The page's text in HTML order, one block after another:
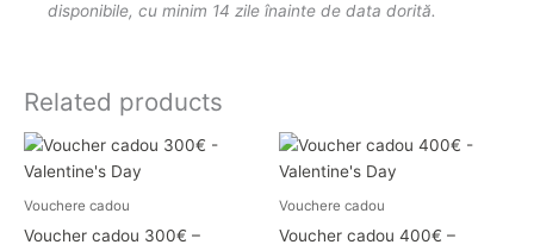
disponibile, cu minim 14 zile înainte de data dorită.
Related products
Vouchere cadou
Voucher cadou 300€ –
Vouchere cadou
Voucher cadou 400€ –